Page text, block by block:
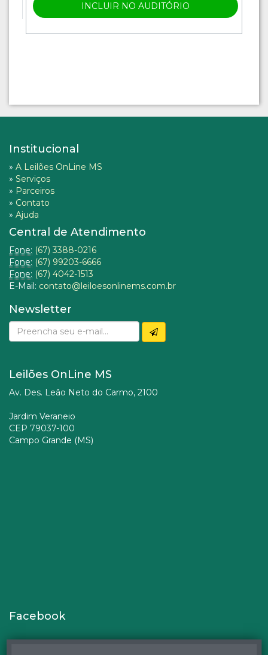
INCLUIR NO AUDITÓRIO
Institucional
» A Leilões OnLine MS
» Serviços
» Parceiros
» Contato
» Ajuda
Central de Atendimento
Fone: (67) 3388-0216
Fone: (67) 99203-6666
Fone: (67) 4042-1513
E-Mail: contato@leiloesonlinems.com.br
Newsletter
Leilões OnLine MS
Av. Des. Leão Neto do Carmo, 2100
Jardim Veraneio
CEP 79037-100
Campo Grande (MS)
Facebook